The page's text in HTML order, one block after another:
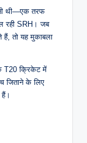
थी—एक तरफ
रही SRH। जब
हैं, तो यह मुकाबला
T20 क्रिकेट में
जिताने के लिए